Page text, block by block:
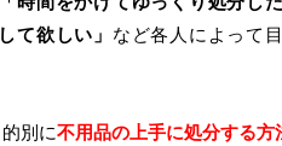
て欲しい」 など各人によって
別に不用品の上手に処分する方